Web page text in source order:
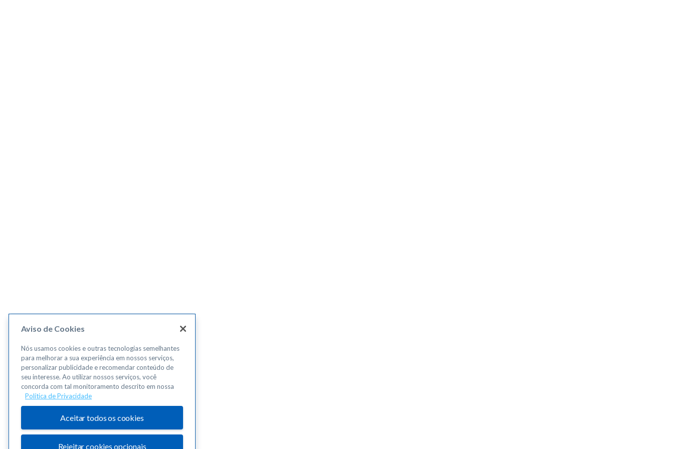
Aviso de Cookies
Nós usamos cookies e outras tecnologias semelhantes
para melhorar a sua experiência em nossos serviços,
personalizar publicidade e recomendar conteúdo de
seu interesse. Ao utilizar nossos serviços, você
concorda com tal monitoramento descrito em nossa
Política de Privacidade
Aceitar todos os cookies
Rejeitar cookies opcionais